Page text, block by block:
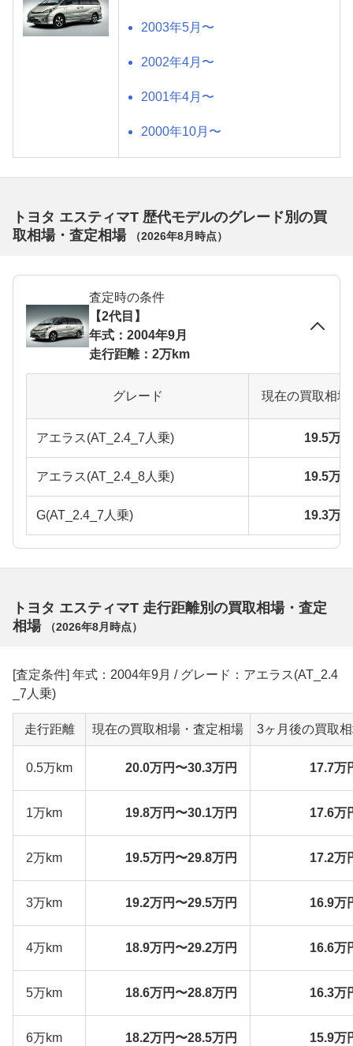
2003年5月〜
2002年4月〜
2001年4月〜
2000年10月〜
トヨタ エスティマT 歴代モデルのグレード別の買
取相場・査定相場
（2026年8月 時点）
査定時の条件
【2代目】
年式：2004年9月
走行距離：2万km
グレード 現在の買取相
アエラス(AT_2.4_7人乗) 19.5万
アエラス(AT_2.4_8人乗) 19.5万
G(AT_2.4_7人乗) 19.3万
トヨタ エスティマT 走行距離別の買取相場・査定
相場
（2026年8月 時点）
[査定条件] 年式：2004年9月 / グレード：アエラス(AT_2.4
_7人乗)
走行距離 現在の買取相場・査定相場 3ヶ月後の買取
0.5万km 20.0万円〜30.3万円 17.7万
1万km 19.8万円〜30.1万円 17.6万
2万km 19.5万円〜29.8万円 17.2万
3万km 19.2万円〜29.5万円 16.9万
4万km 18.9万円〜29.2万円 16.6万
5万km 18.6万円〜28.8万円 16.3万
6万km 18.2万円〜28.5万円 15.9万